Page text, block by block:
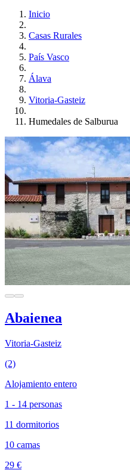
Inicio
Casas Rurales
País Vasco
Álava
Vitoria-Gasteiz
Humedales de Salburua
Abaienea
Vitoria-Gasteiz
(2)
Alojamiento entero
1 - 14 personas
11 dormitorios
10 camas
29 €